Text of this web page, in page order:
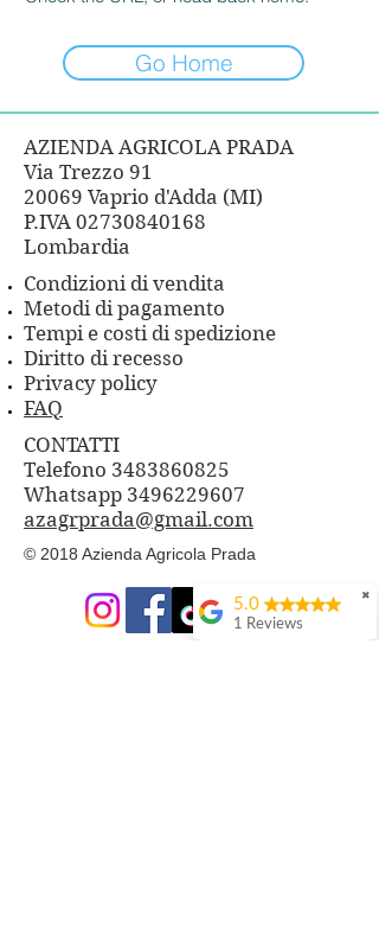
Go Home
AZIENDA AGRICOLA PRADA
Via Trezzo 91
20069 Vaprio d'Adda (MI)
P.IVA 02730840168
Lombardia
Condizioni di vendita
Metodi di pagamento
Tempi e costi di spedizione
Diritto di recesso
Privacy policy
FAQ
CONTATTI
Telefono 3483860825
Whatsapp 3496229607
azagrprada@gmail.com
© 2018 Azienda Agricola Prada
✖
5.0
1 Reviews